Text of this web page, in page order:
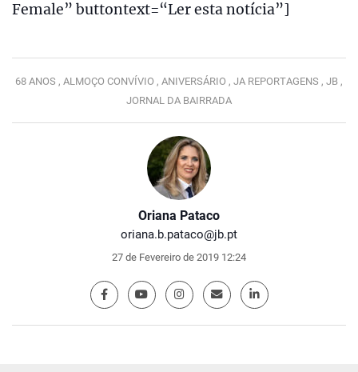
Oriana Pataco
oriana.b.pataco@jb.pt
27 de Fevereiro de 2019 12:24
Female” buttontext=“Ler esta notícia”]
68 ANOS , ALMOÇO CONVÍVIO , ANIVERSÁRIO , JA REPORTAGENS , JB ,
JORNAL DA BAIRRADA